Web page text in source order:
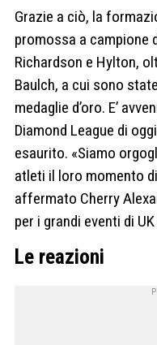
Grazie a ciò, la
promossa a campione
Richardson e Hylton,
Baulch, a cui sono
medaglie d’oro. E’
Diamond League di
esaurito. «Siamo
atleti il loro momento
affermato Cherry
per i grandi eventi di
Le reazioni